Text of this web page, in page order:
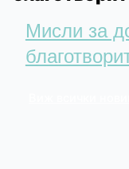
Мисли за